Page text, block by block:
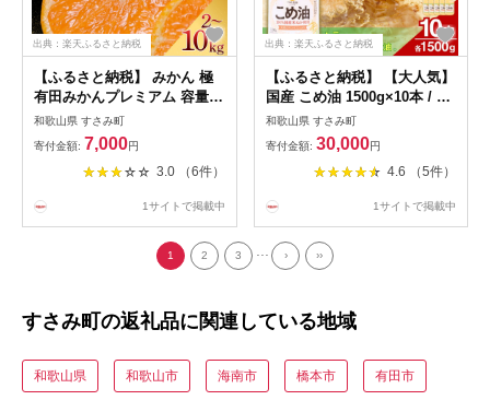
出典：楽天ふるさと納税
【ふるさと納税】 みかん 極
有田みかんプレミアム 容量選
べる 約2kg 約3.5kg 約5kg 約
10kg【選りすぐりの上位20％
をお届け】2S～Lサイズ
※2026年11月下旬～2027年1
海道・沖縄・離島への配送不
和歌山県 すさみ町
寄付金額: 7,000円
3.0 （6件）
1サイトで掲載中
出典：楽天ふるさと納税
【ふるさと納税】 【大人気】
国産 こめ油 1500g×10本 / 油
食用油 植物油 米油 揚げ油 こ
めあぶら 国産 30000円 料理
揚げ物 炒め物 ドレッシング
調味料 手作り 贈答 贈り物 ギ
ト 健康志向 栄養
和歌山県 すさみ町
寄付金額: 30,000円
4.6 （5件）
1サイトで掲載中
1 2 3 ... › ››
すさみ町の返礼品に関連している地域
和歌山県 和歌山市 海南市 橋本市 有田市